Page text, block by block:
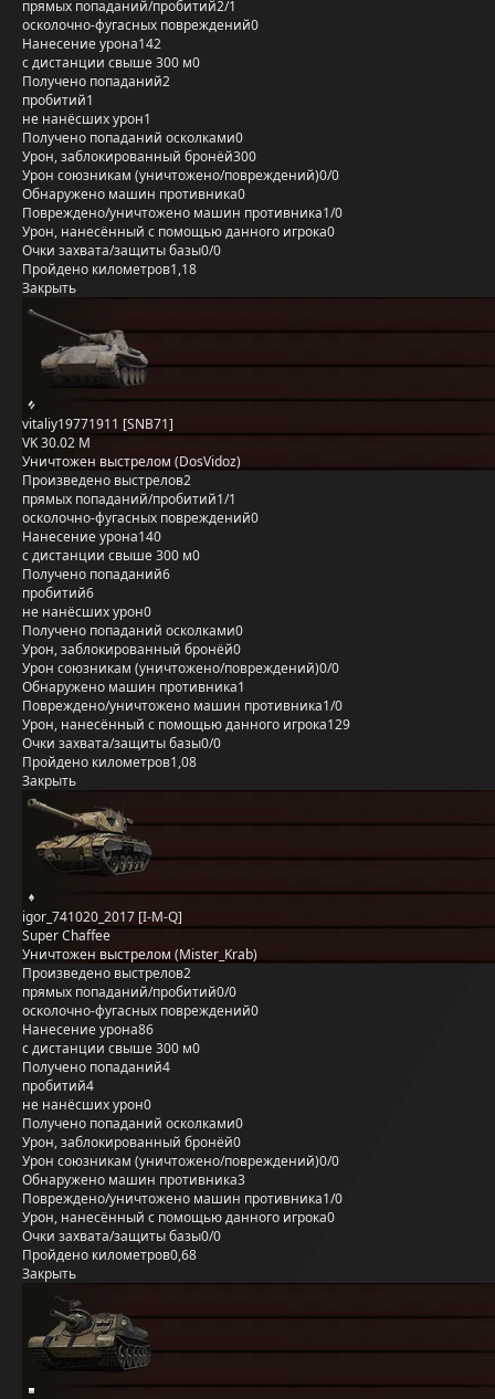
прямых попаданий/пробитий2/1
осколочно-фугасных повреждений0
Нанесение урона142
с дистанции свыше 300 м0
Получено попаданий2
пробитий1
не нанёсших урон1
Получено попаданий осколками0
Урон, заблокированный бронёй300
Урон союзникам (уничтожено/повреждений)0/0
Обнаружено машин противника0
Повреждено/уничтожено машин противника1/0
Урон, нанесённый с помощью данного игрока0
Очки захвата/защиты базы0/0
Пройдено километров1,18
Закрыть
vitaliy19771911 [SNB71]
VK 30.02 M
Уничтожен выстрелом (DosVidoz)
Произведено выстрелов2
прямых попаданий/пробитий1/1
осколочно-фугасных повреждений0
Нанесение урона140
с дистанции свыше 300 м0
Получено попаданий6
пробитий6
не нанёсших урон0
Получено попаданий осколками0
Урон, заблокированный бронёй0
Урон союзникам (уничтожено/повреждений)0/0
Обнаружено машин противника1
Повреждено/уничтожено машин противника1/0
Урон, нанесённый с помощью данного игрока129
Очки захвата/защиты базы0/0
Пройдено километров1,08
Закрыть
igor_741020_2017 [I-M-Q]
Super Chaffee
Уничтожен выстрелом (Mister_Krab)
Произведено выстрелов2
прямых попаданий/пробитий0/0
осколочно-фугасных повреждений0
Нанесение урона86
с дистанции свыше 300 м0
Получено попаданий4
пробитий4
не нанёсших урон0
Получено попаданий осколками0
Урон, заблокированный бронёй0
Урон союзникам (уничтожено/повреждений)0/0
Обнаружено машин противника3
Повреждено/уничтожено машин противника1/0
Урон, нанесённый с помощью данного игрока0
Очки захвата/защиты базы0/0
Пройдено километров0,68
Закрыть